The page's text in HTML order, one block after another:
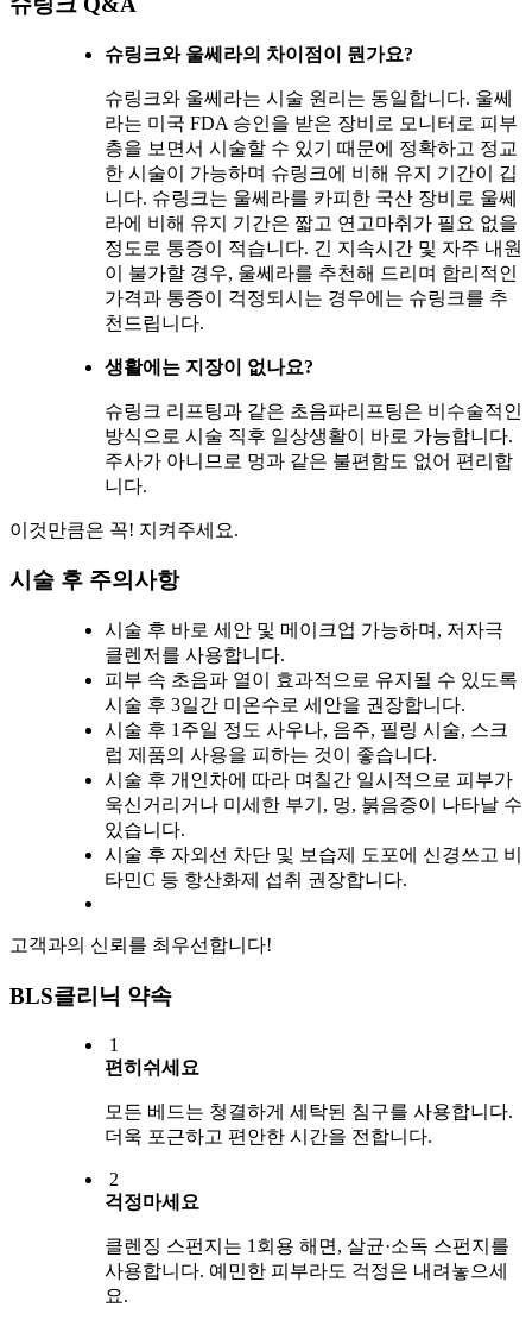
슈링크와 울쎄라의 차이점이 뭔가요?
슈링크와 울쎄라는 시술 원리는 동일합니다. 울쎄
라는 미국 FDA 승인을 받은 장비로 모니터로 피부
층을 보면서 시술할 수 있기 때문에 정확하고 정교
한 시술이 가능하며 슈링크에 비해 유지 기간이 깁
니다. 슈링크는 울쎄라를 카피한 국산 장비로 울쎄
라에 비해 유지 기간은 짧고 연고마취가 필요 없을
정도로 통증이 적습니다. 긴 지속시간 및 자주 내원
이 불가할 경우, 울쎄라를 추천해 드리며 합리적인
가격과 통증이 걱정되시는 경우에는 슈링크를 추
천드립니다.
생활에는 지장이 없나요?
슈링크 리프팅과 같은 초음파리프팅은 비수술적인
방식으로 시술 직후 일상생활이 바로 가능합니다.
주사가 아니므로 멍과 같은 불편함도 없어 편리합
니다.
이것만큼은 꼭! 지켜주세요.
시술 후 주의사항
시술 후 바로 세안 및 메이크업 가능하며, 저자극
클렌저를 사용합니다.
피부 속 초음파 열이 효과적으로 유지될 수 있도록
시술 후 3일간 미온수로 세안을 권장합니다.
시술 후 1주일 정도 사우나, 음주, 필링 시술, 스크
럽 제품의 사용을 피하는 것이 좋습니다.
시술 후 개인차에 따라 며칠간 일시적으로 피부가
욱신거리거나 미세한 부기, 멍, 붉음증이 나타날 수
있습니다.
시술 후 자외선 차단 및 보습제 도포에 신경쓰고 비
타민C 등 항산화제 섭취 권장합니다.
고객과의 신뢰를 최우선합니다!
BLS클리닉 약속
1
편히쉬세요
모든 베드는 청결하게 세탁된 침구를 사용합니다.
더욱 포근하고 편안한 시간을 전합니다.
2
걱정마세요
클렌징 스펀지는 1회용 해면, 살균·소독 스펀지를
사용합니다. 예민한 피부라도 걱정은 내려놓으세
요.